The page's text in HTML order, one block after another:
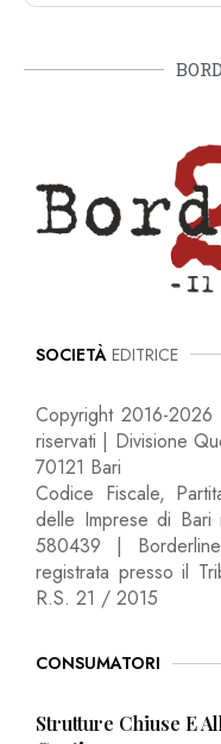
SOCIETÀ EDITRICE
Copyright 2016-
riservati | Divisione
70121 Bari
Codice Fiscale,
delle Imprese di
580439 |
registrata presso il
R.S. 21 / 2015
CONSUMATORI
Strutture Chiuse E